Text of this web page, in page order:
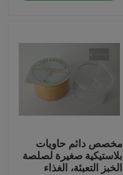
مخصص دائم حاويات
بلاستيكية صغيرة لصلصة
الخبز التعبئة، الغذاء